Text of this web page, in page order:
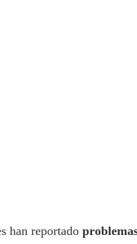
han reportado